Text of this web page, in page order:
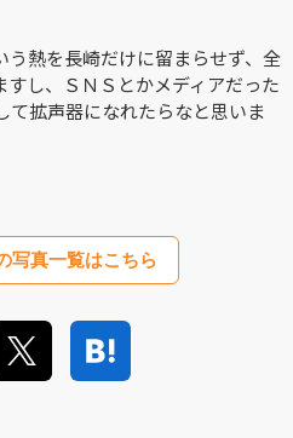
う熱を長崎だけに留まらせず、全
し、ＳＮＳとかメディアだった
て拡声器になれたらなと思いま
写真一覧はこちら